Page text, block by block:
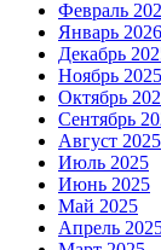
Февраль
Январь 2026
Декабрь
Ноябрь 2025
Октябрь
Сентябрь
Август 2025
Июль 2025
Июнь 2025
Май 2025
Апрель